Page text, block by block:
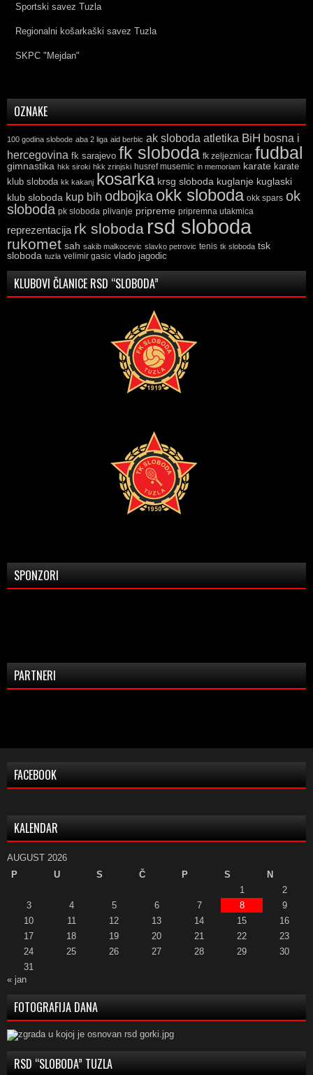
Sportski savez Tuzla
Regionalni košarkaški savez Tuzla
SKPC "Mejdan"
OZNAKE
100 godina slobode aba 2 liga aid berbic ak sloboda atletika BiH bosna i
hercegovina fk sarajevo fk sloboda fk zeljeznicar fudbal
gimnastika hkk siroki hkk zrinjski husref musemic in memoriam karate karate
klub sloboda kk kakanj kosarka krsg sloboda kuglanje kuglaski
klub sloboda kup bih odbojka okk sloboda okk spars ok
sloboda pk sloboda plivanje pripreme pripremna utakmica
reprezentacija rk sloboda rsd sloboda
rukomet sah sakib malkocevic slavko petrovic tenis tk sloboda tsk
sloboda tuzla velimir gasic vlado jagodic
KLUBOVI ČLANICE RSD “SLOBODA”
SPONZORI
PARTNERI
FACEBOOK
KALENDAR
AUGUST 2026
P
U S Č P S
N
1
2
3
4 5 6 7 8
9
10
11 12 13 14 15
16
17
18 19 20 21 22
23
24
25 26 27 28 29
30
31
« jan
FOTOGRAFIJA DANA
RSD “SLOBODA” TUZLA